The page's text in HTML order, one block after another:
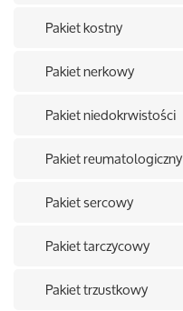
Pakiet kostny
Pakiet nerkowy
Pakiet niedokrwistości
Pakiet reumatologiczny
Pakiet sercowy
Pakiet tarczycowy
Pakiet trzustkowy